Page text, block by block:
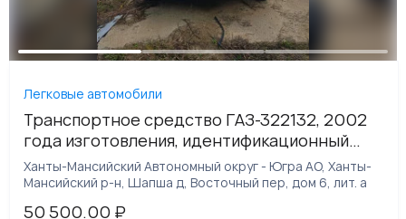
Легковые автомобили
Транспортное средство ГАЗ-322132, 2002
года изготовления, идентификационный
номер (VIN) XTH32213220286698
Ханты-Мансийский Автономный округ - Югра АО, Ханты-
Мансийский р-н, Шапша д, Восточный пер, дом 6, лит. а
50 500.00 ₽